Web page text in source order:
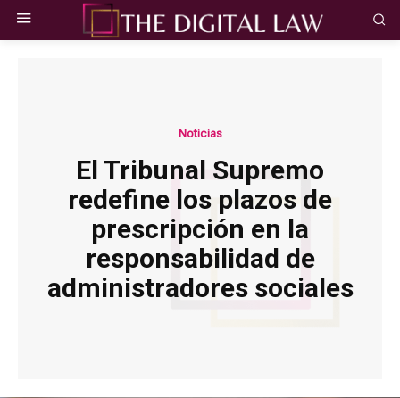
Noticias
El Tribunal Supremo
redefine los plazos de
prescripción en la
responsabilidad de
administradores sociales